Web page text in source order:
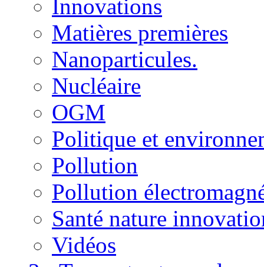
Innovations
Matières premières
Nanoparticules.
Nucléaire
OGM
Politique et
Pollution
Pollution
Santé nature
Vidéos